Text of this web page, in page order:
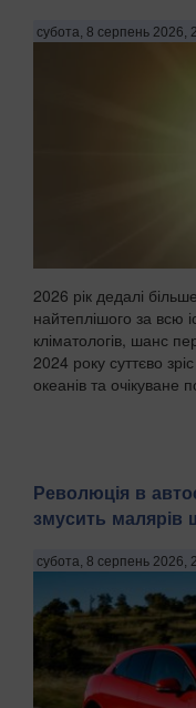
субота, 8 серпень 2026,
2026 рік дедалі
найтеплішого за всю
кліматологів, шанс
2024 року суттєво
океанів та очікуване
Революція в
змусить малярів
субота, 8 серпень 2026,